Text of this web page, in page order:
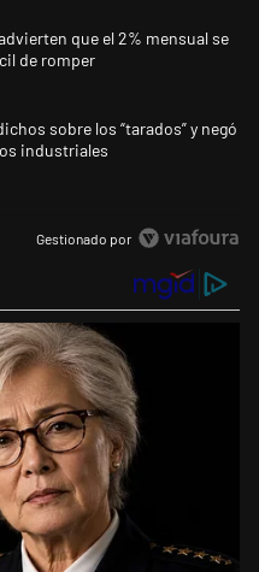
más comentarios en los últimos
"Inflación: economistas
que el 2% mensual se
de romper
Caputo aclaró sus dichos
sobre los “tarados” y negó
industriales
Gestionado por